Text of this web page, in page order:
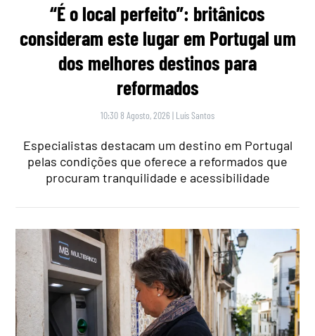
“É o local perfeito”: britânicos
consideram este lugar em Portugal um
dos melhores destinos para
reformados
10:30 8 Agosto, 2026 | Luís Santos
Especialistas destacam um destino em Portugal
pelas condições que oferece a reformados que
procuram tranquilidade e acessibilidade